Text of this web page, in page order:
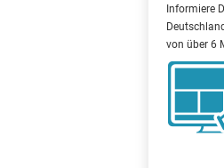
Informiere
von über 6